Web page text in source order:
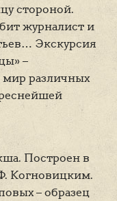
стороной.
журналист и
Экскурсия
–
различных
Построен в
Когновицким.
– образец